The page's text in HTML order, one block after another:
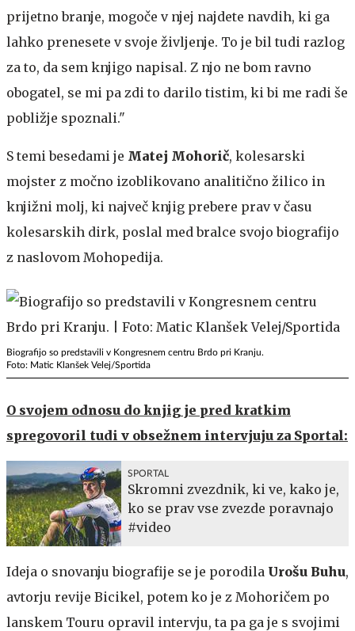
prijetno branje, mogoče v njej najdete navdih, ki ga
lahko prenesete v svoje življenje. To je bil tudi razlog
za to, da sem knjigo napisal. Z njo ne bom ravno
obogatel, se mi pa zdi to darilo tistim, ki bi me radi še
pobližje spoznali."
S temi besedami je Matej Mohorič, kolesarski
mojster z močno izoblikovano analitično žilico in
knjižni molj, ki največ knjig prebere prav v času
kolesarskih dirk, poslal med bralce svojo biografijo
z naslovom Mohopedija.
Biografijo so predstavili v Kongresnem centru Brdo pri Kranju.
Foto: Matic Klanšek Velej/Sportida
O svojem odnosu do knjig je pred kratkim
spregovoril tudi v obsežnem intervjuju za Sportal:
SPORTAL
Skromni zvezdnik, ki ve, kako je,
ko se prav vse zvezde poravnajo
#video
Ideja o snovanju biografije se je porodila Urošu Buhu,
avtorju revije Bicikel, potem ko je z Mohoričem po
lanskem Touru opravil intervju, ta pa ga je s svojimi